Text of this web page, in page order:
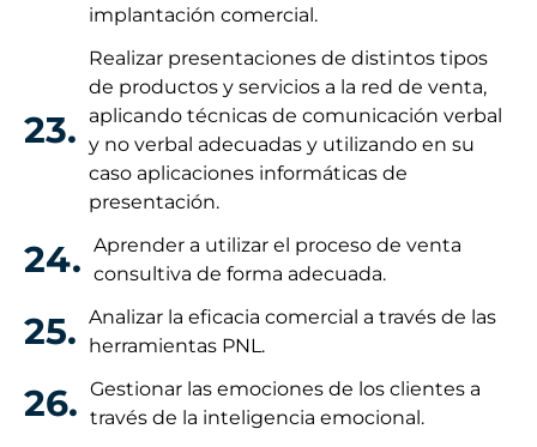
implantación comercial.
23.
Realizar presentaciones de distintos tipos
de productos y servicios a la red de venta,
aplicando técnicas de comunicación verbal
y no verbal adecuadas y utilizando en su
caso aplicaciones informáticas de
presentación.
24. Aprender a utilizar el proceso de venta
consultiva de forma adecuada.
25. Analizar la eficacia comercial a través de las
herramientas PNL.
26. Gestionar las emociones de los clientes a
través de la inteligencia emocional.